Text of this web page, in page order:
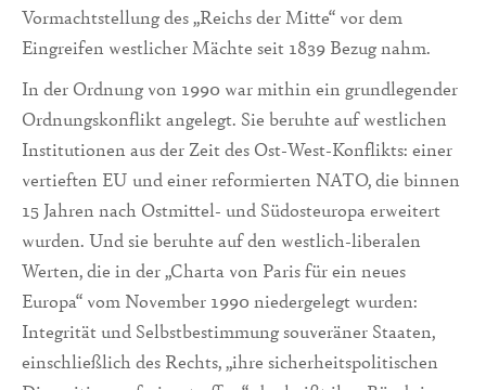
Vormachtstellung des „Reichs der Mitte“ vor dem
Eingreifen westlicher Mächte seit 1839 Bezug nahm.
In der Ordnung von 1990 war mithin ein grundlegender
Ordnungskonflikt angelegt. Sie beruhte auf westlichen
Institutionen aus der Zeit des Ost-West-Konflikts: einer
vertieften EU und einer reformierten NATO, die binnen
15 Jahren nach Ostmittel- und Südosteuropa erweitert
wurden. Und sie beruhte auf den westlich-liberalen
Werten, die in der „Charta von Paris für ein neues
Europa“ vom November 1990 niedergelegt wurden:
Integrität und Selbstbestimmung souveräner Staaten,
einschließlich des Rechts, „ihre sicherheitspolitischen